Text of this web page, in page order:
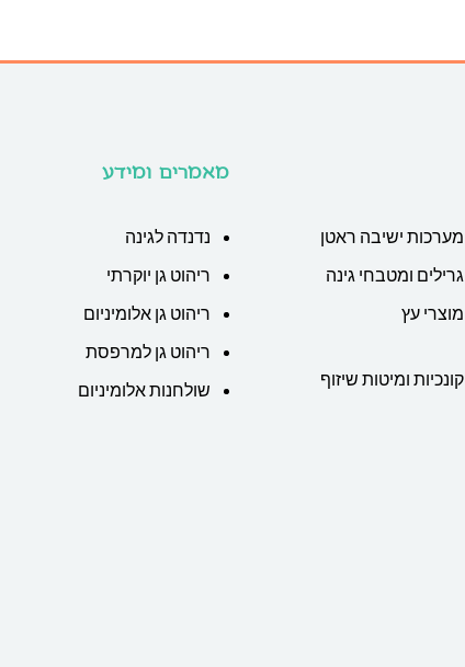
מערכות ישיבה ראטן
גרילים ומטבחי גינה
מוצרי עץ
קונכיות ומיטות שיזוף
מאמרים ומידע
נדנדה לגינה
ריהוט גן יוקרתי
ריהוט גן אלומיניום
ריהוט גן למרפסת
שולחנות אלומיניום